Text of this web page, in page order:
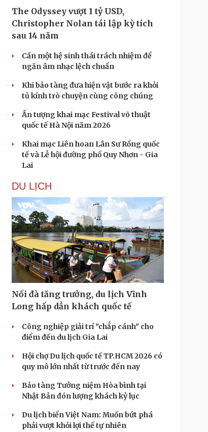
The Odyssey vượt 1 tỷ USD,
Christopher Nolan tái lập kỳ tích
sau 14 năm
Cần một hệ sinh thái trách nhiệm để
ngăn âm nhạc lệch chuẩn
Khi bảo tàng đưa hiện vật bước ra khỏi
tủ kính trò chuyện cùng công chúng
Ấn tượng khai mạc Festival võ thuật
quốc tế Hà Nội năm 2026
Khai mạc Liên hoan Lân Sư Rồng quốc
tế và Lễ hội đường phố Quy Nhơn - Gia
Lai
DU LỊCH
Nối đà tăng trưởng, du lịch Vĩnh
Long hấp dẫn khách quốc tế
Công nghiệp giải trí "chắp cánh" cho
điểm đến du lịch Gia Lai
Hội chợ Du lịch quốc tế TP.HCM 2026 có
quy mô lớn nhất từ trước đến nay
Bảo tàng Tưởng niệm Hòa bình tại
Nhật Bản đón lượng khách kỷ lục
Du lịch biển Việt Nam: Muốn bứt phá
phải vượt khỏi lợi thế tự nhiên